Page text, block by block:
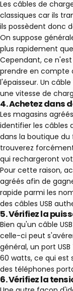
Les câbles de
classiques car ils
ils possèdent donc
On suppose
plus rapidement
Cependant, ce
prendre en compte
l'épaisseur. Un
une vitesse de
4.Achetez dans
Les magasins
identifier les câbles
dans la boutique
trouverez
qui rechargeront
Pour cette raison,
agréés afin de
rapide parmi les
des câbles USB
5.Vérifiez la
Bien qu'un câble
celle-ci peut
général, un port
60 watts, ce qui est
des téléphones
6.Vérifiez la